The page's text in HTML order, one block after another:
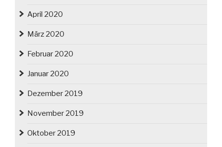
April 2020
März 2020
Februar 2020
Januar 2020
Dezember 2019
November 2019
Oktober 2019